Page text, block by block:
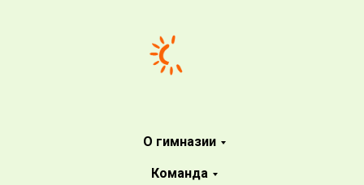
О гимназии
Команда